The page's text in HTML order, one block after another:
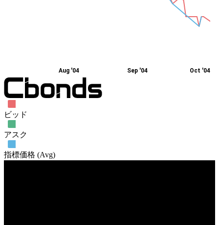
Aug '04 Sep '04 Oct '04
ビッド
アスク
指標価格 (Avg)